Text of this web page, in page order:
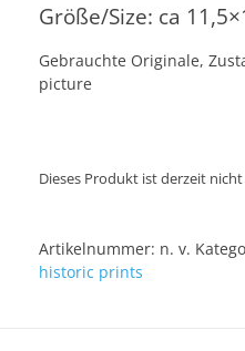
Größe/Size: ca
Gebrauchte Originale,
picture
Dieses Produkt ist derzeit
Artikelnummer: n. v.
historic prints